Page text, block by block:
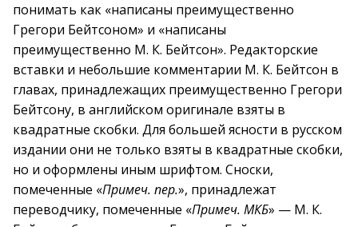
понимать как «написаны преимущественно
Грегори Бейтсоном» и «написаны
преимущественно М. К. Бейтсон». Редакторские
вставки и небольшие комментарии М. К. Бейтсон в
главах, принадлежащих преимущественно Грегори
Бейтсону, в английском оригинале взяты в
квадратные скобки. Для большей ясности в русском
издании они не только взяты в квадратные скобки,
но и оформлены иным шрифтом. Сноски,
помеченные «Примеч. пер.», принадлежат
переводчику, помеченные «Примеч. МКБ» — М. К.